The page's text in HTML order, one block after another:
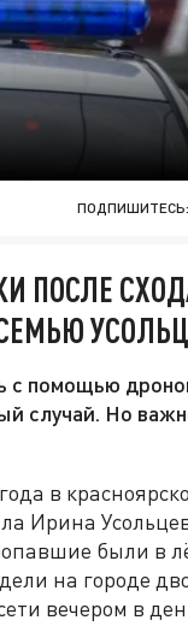
ПОДПИШИТЕСЬ:
ПОСЛЕ
с помощью
случай. Но
в
Ирина
были в
на городе
вечером в